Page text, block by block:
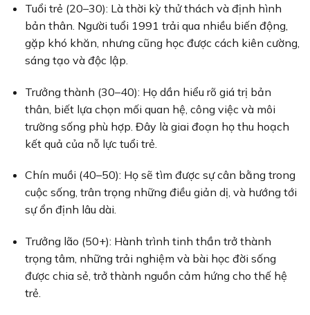
Tuổi trẻ (20–30): Là thời kỳ thử thách và định hình
bản thân. Người tuổi 1991 trải qua nhiều biến động,
gặp khó khăn, nhưng cũng học được cách kiên cường,
sáng tạo và độc lập.
Trưởng thành (30–40): Họ dần hiểu rõ giá trị bản
thân, biết lựa chọn mối quan hệ, công việc và môi
trường sống phù hợp. Đây là giai đoạn họ thu hoạch
kết quả của nỗ lực tuổi trẻ.
Chín muồi (40–50): Họ sẽ tìm được sự cân bằng trong
cuộc sống, trân trọng những điều giản dị, và hướng tới
sự ổn định lâu dài.
Trưởng lão (50+): Hành trình tinh thần trở thành
trọng tâm, những trải nghiệm và bài học đời sống
được chia sẻ, trở thành nguồn cảm hứng cho thế hệ
trẻ.